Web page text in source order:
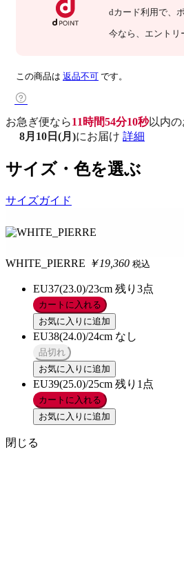
dカード利用で、
今なら 、エントリ
この商品は 返品不可 です。
お急ぎ便なら11時間54分09秒以内の
8月10日(月)にお届け 詳細
サイズ・色を選ぶ
サイズガイド
WHITE_PIERRE ￥19,360 税込
EU37(23.0)/23cm 残り3点
カートに入れる
お気に入りに追加
EU38(24.0)/24cm なし
品切れ
お気に入りに追加
EU39(25.0)/25cm 残り1点
カートに入れる
お気に入りに追加
閉じる